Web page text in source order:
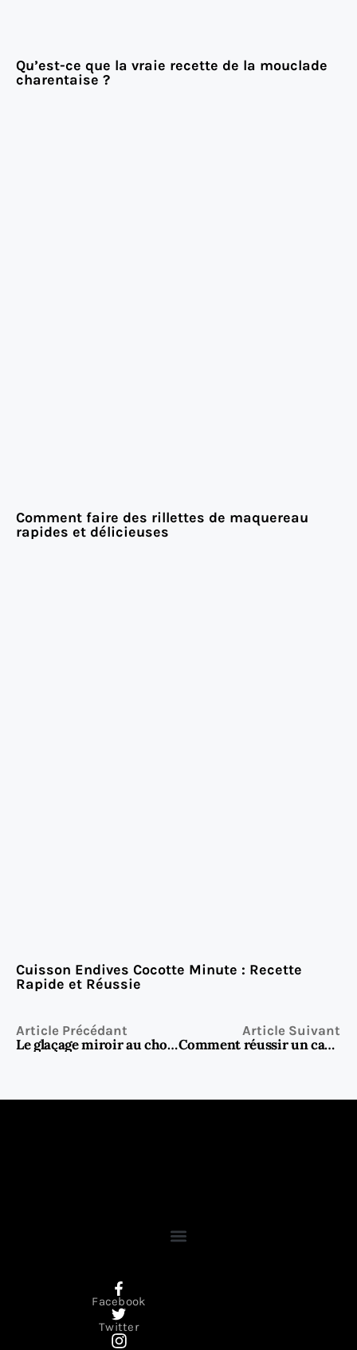
Qu’est-ce que la vraie recette de la mouclade
charentaise ?
Comment faire des rillettes de maquereau
rapides et délicieuses
Cuisson Endives Cocotte Minute : Recette
Rapide et Réussie
Article Précédant
Le glaçage miroir au chocolat : la finition parfaite pour vos entremets
Article Suivant
Comment réussir un cake marbré au chocolat parfaitement moelleux ?
Facebook
Twitter